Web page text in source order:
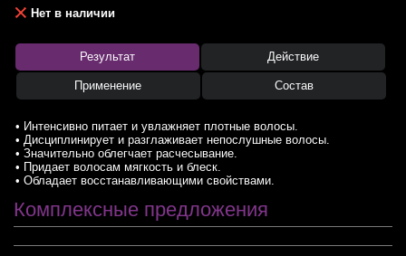
Нет в наличии
Результат Действие
Применение Состав
• Интенсивно питает и увлажняет плотные волосы.
• Дисциплинирует и разглаживает непослушные волосы.
• Значительно облегчает расчесывание.
• Придает волосам мягкость и блеск.
• Обладает восстанавливающими свойствами.
Комплексные предложения